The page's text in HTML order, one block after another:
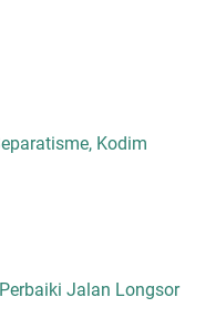
Kodim
Jalan Longsor